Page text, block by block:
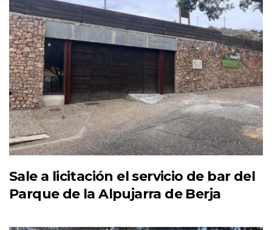
Sale a licitación el servicio de bar del
Parque de la Alpujarra de Berja